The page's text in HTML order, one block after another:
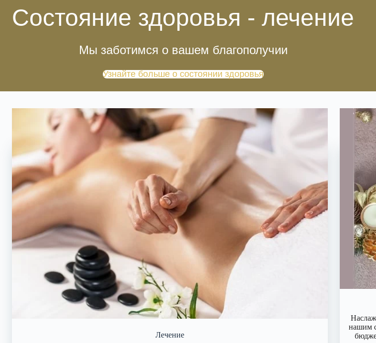
Состояние здоровья - лечение
Мы заботимся о вашем благополучии
Узнайте больше о состоянии здоровья
Лечение
нашим